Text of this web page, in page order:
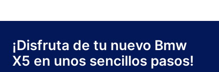
¡Disfruta de tu nuevo Bmw
X5 en unos sencillos pasos!